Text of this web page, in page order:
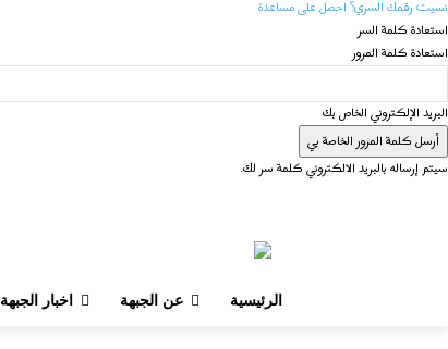
نسيت رقمك السري؟ احصل على مساعدة
استعادة كلمة السر
استعادة كلمة المرور
البريد الإلكتروني الخاص بك
سيتم إرساله بالبريد الالكتروني كلمة سر لك.
الرئيسية عن الجبهة اخبار الجبهة